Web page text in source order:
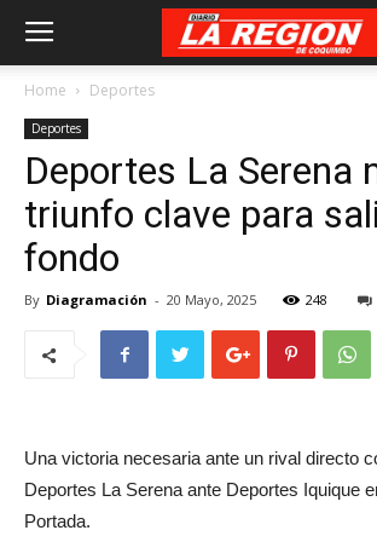
Home Deportes
Deportes
Deportes La Serena
triunfo clave para
fondo
By Diagramación - 20 Mayo, 2025 248
Una victoria necesaria ante un rival directo
Deportes La Serena ante Deportes Iquique
Portada.